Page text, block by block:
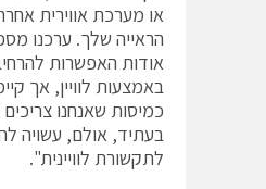
או מערכת אווירית
הראייה שלך. ערכנו
אודות האפשרות
באמצעות לוויין, אך
כמיסות שאנחנו
בעתיד, אולם, עשויה
לתקשורת לוויינית".